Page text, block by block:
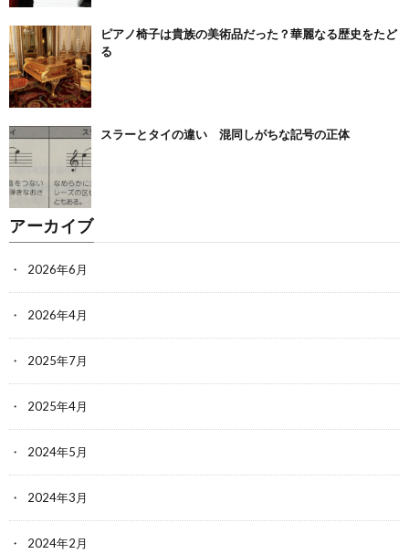
ピアノ椅子は貴族の美術品だった？華麗なる歴史をたど
る
スラーとタイの違い 混同しがちな記号の正体
アーカイブ
2026年6月
2026年4月
2025年7月
2025年4月
2024年5月
2024年3月
2024年2月